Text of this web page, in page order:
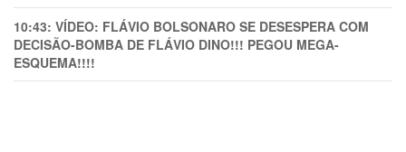
10:43: VÍDEO: FLÁVIO BOLSONARO SE DESESPERA COM
DECISÃO-BOMBA DE FLÁVIO DINO!!! PEGOU MEGA-
ESQUEMA!!!!